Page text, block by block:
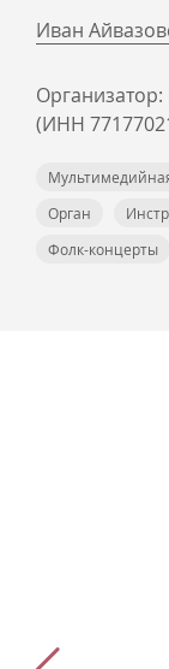
Иван
(ИНН
Орган
Фолк-концерты